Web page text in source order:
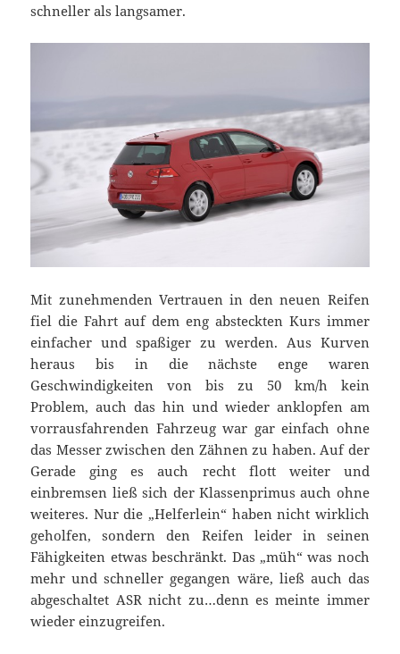
schneller als langsamer.
Mit zunehmenden Vertrauen in den neuen Reifen
fiel die Fahrt auf dem eng absteckten Kurs immer
einfacher und spaßiger zu werden. Aus Kurven
heraus bis in die nächste enge waren
Geschwindigkeiten von bis zu 50 km/h kein
Problem, auch das hin und wieder anklopfen am
vorrausfahrenden Fahrzeug war gar einfach ohne
das Messer zwischen den Zähnen zu haben. Auf der
Gerade ging es auch recht flott weiter und
einbremsen ließ sich der Klassenprimus auch ohne
weiteres. Nur die „Helferlein“ haben nicht wirklich
geholfen, sondern den Reifen leider in seinen
Fähigkeiten etwas beschränkt. Das „müh“ was noch
mehr und schneller gegangen wäre, ließ auch das
abgeschaltet ASR nicht zu…denn es meinte immer
wieder einzugreifen.